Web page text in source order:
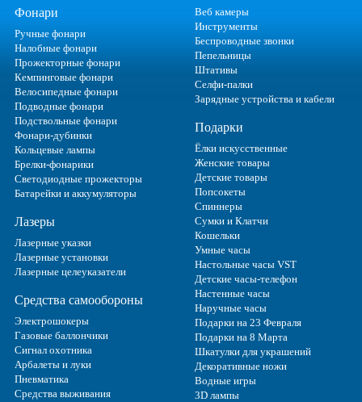
Фонари
Ручные фонари
Налобные фонари
Прожекторные фонари
Кемпинговые фонари
Велосипедные фонари
Подводные фонари
Подствольные фонари
Фонари-дубинки
Кольцевые лампы
Брелки-фонарики
Светодиодные прожекторы
Батарейки и аккумуляторы
Лазеры
Лазерные указки
Лазерные установки
Лазерные целеуказатели
Средства самообороны
Электрошокеры
Газовые баллончики
Сигнал охотника
Арбалеты и луки
Пневматика
Средства выживания
Веб камеры
Инструменты
Беспроводные звонки
Пепельницы
Штативы
Селфи-палки
Зарядные устройства и кабели
Подарки
Ёлки искусственные
Женские товары
Детские товары
Попсокеты
Спиннеры
Сумки и Клатчи
Кошельки
Умные часы
Настольные часы VST
Детские часы-телефон
Настенные часы
Наручные часы
Подарки на 23 Февраля
Подарки на 8 Марта
Шкатулки для украшений
Декоративные ножи
Водные игры
3D лампы